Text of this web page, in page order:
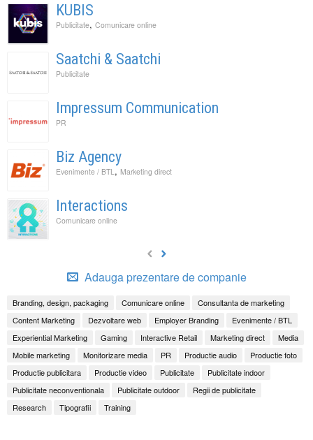
KUBIS
Publicitate, Comunicare online
Saatchi & Saatchi
Publicitate
Impressum Communication
PR
Biz Agency
Evenimente / BTL , Marketing direct
Interactions
Comunicare online
Adauga prezentare de companie
Branding, design, packaging Comunicare online
Consultanta de marketing
Content Marketing
Dezvoltare web Employer Branding
Evenimente / BTL
Experiential Marketing
Gaming Interactive Retail Marketing direct
Media
Mobile marketing
Monitorizare media PR Productie audio
Productie foto
Productie publicitara
Productie video Publicitate
Publicitate indoor
Publicitate neconventionala
Publicitate outdoor
Regii de publicitate
Research
Tipografii Training